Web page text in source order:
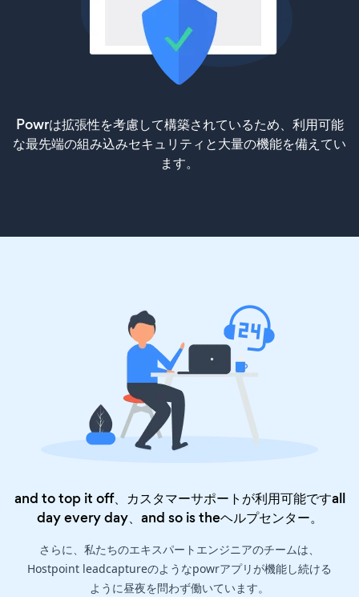
Powrは拡張性を考慮して構築されているため、利用可能
な最先端の組み込みセキュリティと大量の機能を備えてい
ます。
and to top it off、カスタマーサポートが利用可能ですall
day every day、and so is theヘルプセンター。
さらに、私たちのエキスパートエンジニアのチームは、
Hostpoint leadcaptureのようなpowrアプリが機能し続ける
ように昼夜を問わず働いています。